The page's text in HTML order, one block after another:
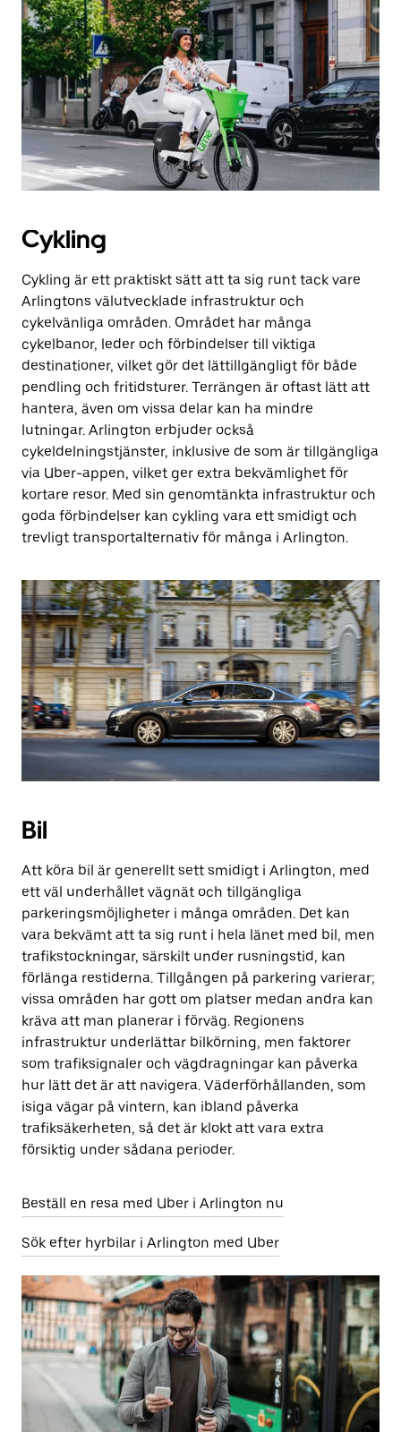
Cykling
Cykling är ett praktiskt sätt att ta sig runt tack vare
Arlingtons välutvecklade infrastruktur och
cykelvänliga områden. Området har många
cykelbanor, leder och förbindelser till viktiga
destinationer, vilket gör det lättillgängligt för både
pendling och fritidsturer. Terrängen är oftast lätt att
hantera, även om vissa delar kan ha mindre
lutningar. Arlington erbjuder också
cykeldelningstjänster, inklusive de som är tillgängliga
via Uber-appen, vilket ger extra bekvämlighet för
kortare resor. Med sin genomtänkta infrastruktur och
goda förbindelser kan cykling vara ett smidigt och
trevligt transportalternativ för många i Arlington.
Bil
Att köra bil är generellt sett smidigt i Arlington, med
ett väl underhållet vägnät och tillgängliga
parkeringsmöjligheter i många områden. Det kan
vara bekvämt att ta sig runt i hela länet med bil, men
trafikstockningar, särskilt under rusningstid, kan
förlänga restiderna. Tillgången på parkering varierar;
vissa områden har gott om platser medan andra kan
kräva att man planerar i förväg. Regionens
infrastruktur underlättar bilkörning, men faktorer
som trafiksignaler och vägdragningar kan påverka
hur lätt det är att navigera. Väderförhållanden, som
isiga vägar på vintern, kan ibland påverka
trafiksäkerheten, så det är klokt att vara extra
försiktig under sådana perioder.
Beställ en resa med Uber i Arlington nu
Sök efter hyrbilar i Arlington med Uber